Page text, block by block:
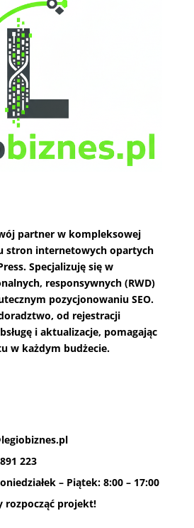
partner w kompleksowej
stron internetowych opartych
Specjalizuję się w
responsywnych (RWD)
pozycjonowaniu SEO.
od rejestracji
i aktualizacje, pomagając
w każdym budżecie.
223
– Piątek: 8:00 – 17:00
rozpocząć projekt!